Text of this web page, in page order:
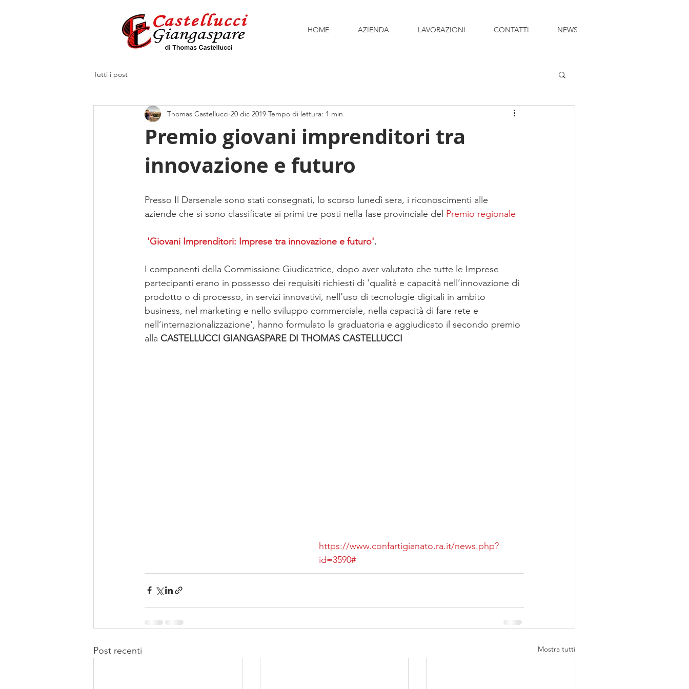
HOME AZIENDA LAVORAZIONI CONTATTI NEWS
Tutti i post
Premio giovani imprenditori tra
innovazione e futuro
Thomas Castellucci 20 dic 2019 Tempo di lettura: 1 min
Presso Il Darsenale sono stati consegnati, lo scorso lunedì sera, i riconoscimenti alle
aziende che si sono classificate ai primi tre posti nella fase provinciale del Premio regionale
'Giovani Imprenditori: Imprese tra innovazione e futuro'.
I componenti della Commissione Giudicatrice, dopo aver valutato che tutte le Imprese
partecipanti erano in possesso dei requisiti richiesti di 'qualità e capacità nell’innovazione di
prodotto o di processo, in servizi innovativi, nell’uso di tecnologie digitali in ambito
business, nel marketing e nello sviluppo commerciale, nella capacità di fare rete e
nell’internazionalizzazione', hanno formulato la graduatoria e aggiudicato il secondo premio
alla CASTELLUCCI GIANGASPARE DI THOMAS CASTELLUCCI
https://www.confartigianato.ra.it/news.php?
id=3590#
Post recenti Mostra tutti